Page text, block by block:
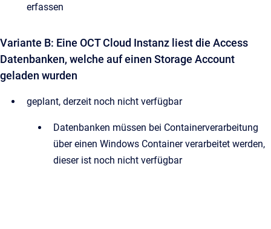
erfassen
Variante B: Eine OCT Cloud Instanz liest die Access
Datenbanken, welche auf einen Storage Account
geladen wurden
geplant, derzeit noch nicht verfügbar
Datenbanken müssen bei Containerverarbeitung
über einen Windows Container verarbeitet werden,
dieser ist noch nicht verfügbar